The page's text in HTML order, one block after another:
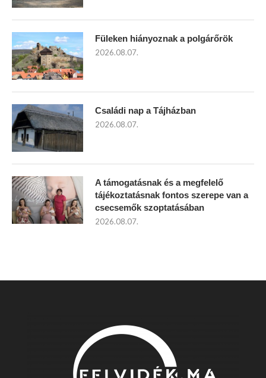
Füleken hiányoznak a polgárőrök
2026.08.07.
Családi nap a Tájházban
2026.08.07.
A támogatásnak és a megfelelő
tájékoztatásnak fontos szerepe van a
csecsemők szoptatásában
2026.08.07.